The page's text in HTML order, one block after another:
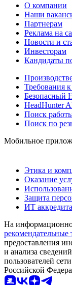
О компании
Наши
Партнерам
Реклама на
Новости и
Инвесторам
Кандидаты
Требования
Безопасный
HeadHunter
Поиск
Поиск по
Мобильное
Этика и
Оказание
Защита
ИТ
На
рекомендательные
предоставления
и анализа
пользователей
Российской